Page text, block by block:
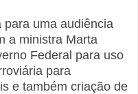
para uma audiência
a ministra Marta
Federal para uso
para
e também criação de